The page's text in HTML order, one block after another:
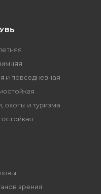
и повседневная
охоты и туризма
зрения